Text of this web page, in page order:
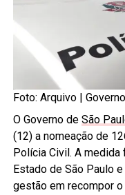
Foto: Arquivo |
O Governo de São
(12) a nomeação de
Polícia Civil. A
Estado de São Paulo
gestão em recompor